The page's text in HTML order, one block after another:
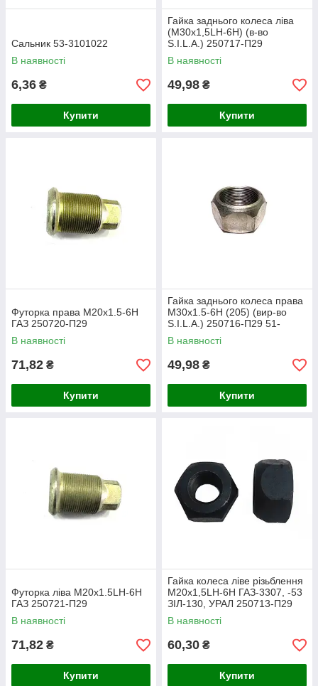
Сальник 53-3101022
В наявності
6,36 ₴
Купити
Гайка заднього колеса ліва
(М30х1,5LH-6H) (в-во
S.I.L.A.) 250717-П29
В наявності
49,98 ₴
Купити
Футорка права М20х1.5-6H
ГАЗ 250720-П29
В наявності
71,82 ₴
Купити
Гайка заднього колеса права
М30х1.5-6H (205) (вир-во
S.I.L.A.) 250716-П29 51-
3101048
В наявності
49,98 ₴
Купити
Футорка ліва М20х1.5LH-6H
ГАЗ 250721-П29
В наявності
71,82 ₴
Купити
Гайка колеса ліве різьблення
М20х1,5LH-6H ГАЗ-3307, -53
ЗІЛ-130, УРАЛ 250713-П29
120-3103019
В наявності
60,30 ₴
Купити